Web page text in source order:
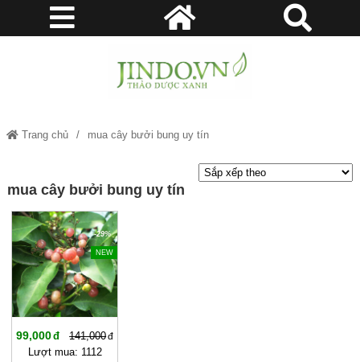
Trang chủ mua cây bưởi bung uy tín
mua cây bưởi bung uy tín
-29%
NEW
99,000
141,000
Lượt mua: 1112